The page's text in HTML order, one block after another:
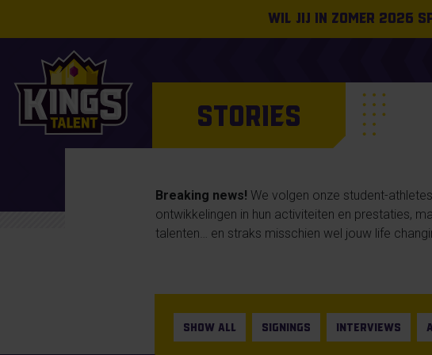
Wil jij in zomer 2026
STORIES
Breaking news! We volgen onze student-
ontwikkelingen in hun activiteiten en prestaties,
talenten… en straks misschien wel jouw life
SHOW ALL SIGNINGS INTERVIEWS